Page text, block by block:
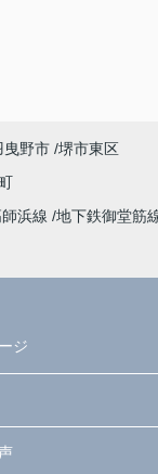
曳野市 堺市東区
浜線 地下鉄御堂筋
ジ